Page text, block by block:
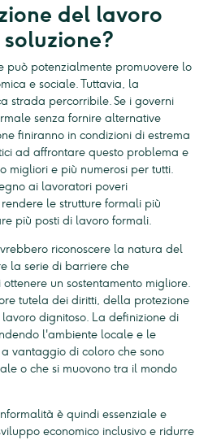
del lavoro
può potenzialmente promuovere lo
e sociale. Tuttavia, la
strada percorribile. Se i governi
senza fornire alternative
finiranno in condizioni di estrema
ad affrontare questo problema e
migliori e più numerosi per tutti.
ai lavoratori poveri
le strutture formali più
più posti di lavoro formali.
riconoscere la natura del
la serie di barriere che
un sostentamento migliore.
tutela dei diritti, della protezione
dignitoso. La definizione di
l'ambiente locale e le
vantaggio di coloro che sono
o che si muovono tra il mondo
è quindi essenziale e
economico inclusivo e ridurre